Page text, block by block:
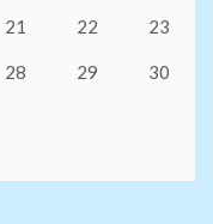
21 22 23
28 29 30